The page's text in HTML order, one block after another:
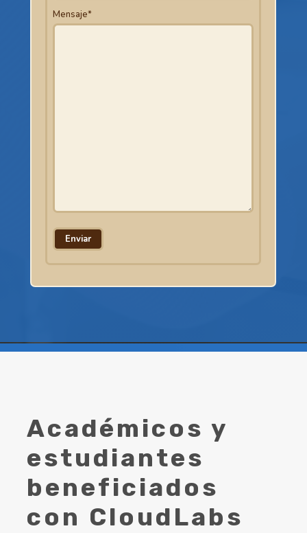
Mensaje*
Académicos y
estudiantes
beneficiados
con CloudLabs